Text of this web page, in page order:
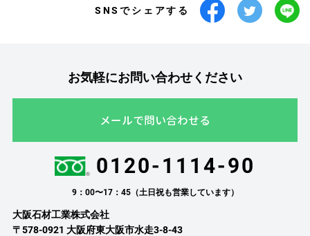
SNSでシェアする
お気軽にお問い合わせください
メールで問い合わせる
0120-1114-90
9：00〜17：45（土日祝も営業しています）
大阪石材工業株式会社
〒578-0921 大阪府東大阪市水走3-8-43